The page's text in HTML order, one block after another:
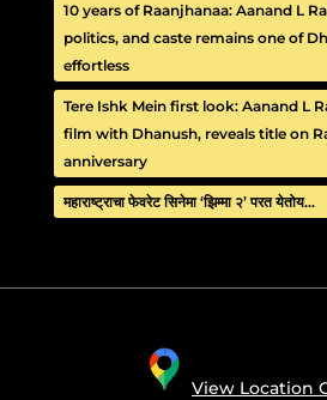
10 years of Raanjhanaa: Aanand L
politics, and caste remains one of
effortless
Tere Ishk Mein first look: Aanand L
film with Dhanush, reveals title on
anniversary
महाराष्ट्राचा फेवरेट सिनेमा ‘झिम्मा २’ परत येतोय…
View Location